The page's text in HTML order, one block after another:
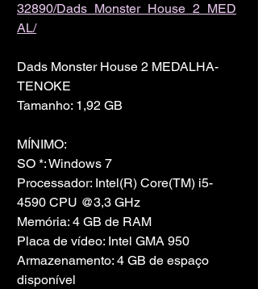
32890/Dads_Monster_House_2_MED
AL/
Dads Monster House 2 MEDALHA-
TENOKE
Tamanho: 1,92 GB
MÍNIMO:
SO *: Windows 7
Processador: Intel(R) Core(TM) i5-
4590 CPU @3,3 GHz
Memória: 4 GB de RAM
Placa de vídeo: Intel GMA 950
Armazenamento: 4 GB de espaço
disponível